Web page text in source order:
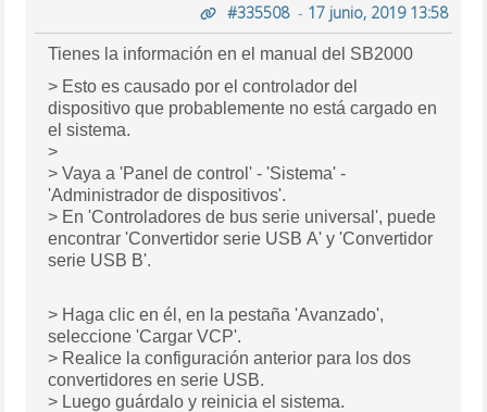
#335508- 17 junio, 2019 13:58
Tienes la información en el manual del SB2000
> Esto es causado por el controlador del
dispositivo que probablemente no está cargado en
el sistema.
>
> Vaya a 'Panel de control' - 'Sistema' -
'Administrador de dispositivos'.
> En 'Controladores de bus serie universal', puede
encontrar 'Convertidor serie USB A' y 'Convertidor
serie USB B'.
> Haga clic en él, en la pestaña 'Avanzado',
seleccione 'Cargar VCP'.
> Realice la configuración anterior para los dos
convertidores en serie USB.
> Luego guárdalo y reinicia el sistema.